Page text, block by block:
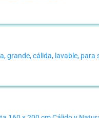
grande, cálida, lavable, para